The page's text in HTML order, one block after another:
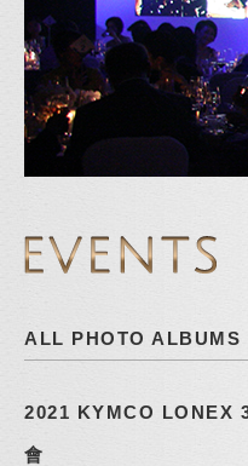
ALL PHOTO ALBUMS
2021 KYMCO LONEX
會